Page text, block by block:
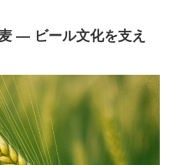
― ビール文化を支え